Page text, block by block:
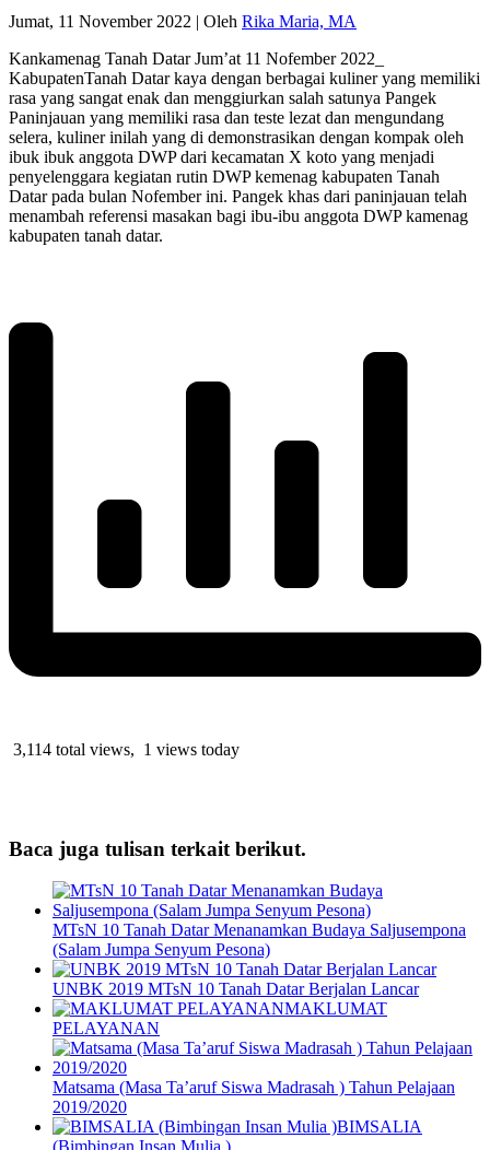
Jumat, 11 November 2022 | Oleh Rika Maria, MA
Kankamenag Tanah Datar Jum’at 11 Nofember 2022_
KabupatenTanah Datar kaya dengan berbagai kuliner yang memiliki
rasa yang sangat enak dan menggiurkan salah satunya Pangek
Paninjauan yang memiliki rasa dan teste lezat dan mengundang
selera, kuliner inilah yang di demonstrasikan dengan kompak oleh
ibuk ibuk anggota DWP dari kecamatan X koto yang menjadi
penyelenggara kegiatan rutin DWP kemenag kabupaten Tanah
Datar pada bulan Nofember ini. Pangek khas dari paninjauan telah
menambah referensi masakan bagi ibu-ibu anggota DWP kamenag
kabupaten tanah datar.
3,114 total views, 1 views today
Baca juga tulisan terkait berikut.
MTsN 10 Tanah Datar Menanamkan Budaya Saljusempona
(Salam Jumpa Senyum Pesona)
UNBK 2019 MTsN 10 Tanah Datar Berjalan Lancar
MAKLUMAT
PELAYANAN
Matsama (Masa Ta’aruf Siswa Madrasah ) Tahun Pelajaan
2019/2020
BIMSALIA